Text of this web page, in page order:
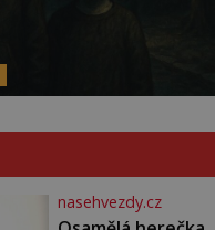
nasehvezdy.cz